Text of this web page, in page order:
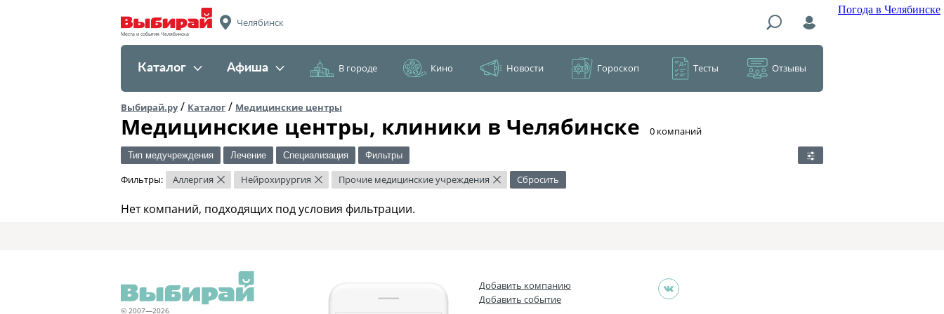
Погода в Челябинске
Места и события Челябинска
Челябинск
Каталог Афиша В городе Кино Новости Гороскоп Тесты Отзывы
Выбирай.ру/ Каталог / Медицинские центры
Медицинские центры, клиники в Челябинске ​0 компаний
Тип медучреждения Лечение Специализация Фильтры
Фильтры: Аллергия × Нейрохирургия × Прочие медицинские учреждения × Сбросить
Нет компаний, подходящих под условия фильтрации.
© 2007—2026
Добавить компанию
Добавить событие